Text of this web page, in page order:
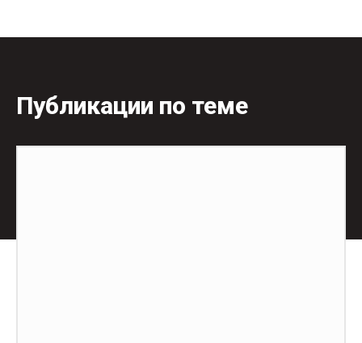
Публикации по теме